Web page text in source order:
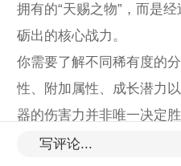
拥有的“天赐之物”，而是
砺出的核心战力。
你需要了解不同稀有度的
性、附加属性、成长潜力
器的伤害力并非唯一决定
率、穿透、元素伤害或治
写评论...